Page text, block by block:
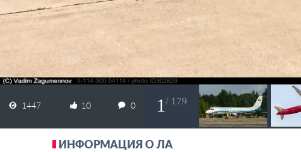
1447 10 0 1 / 179
ИНФОРМАЦИЯ О ЛА